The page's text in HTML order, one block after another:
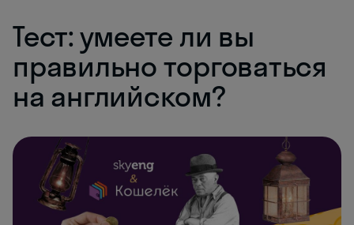
Тест: умеете ли вы
правильно торговаться
на английском?